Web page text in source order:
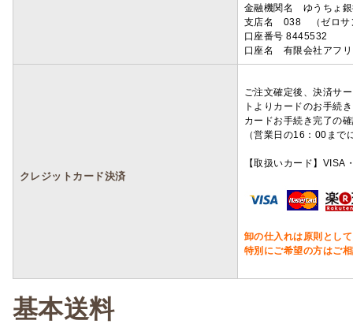
金融機関名 ゆうちょ
支店名 038 （ゼロサ
口座番号 8445532
口座名 有限会社アフ
クレジットカード決済
ご注文確定後、決済サ
トよりカードのお手続
カードお手続き完了の
（営業日の16：00ま
【取扱いカード】
卸の仕入れは原則とし
特別にご希望の方はご
基本送料